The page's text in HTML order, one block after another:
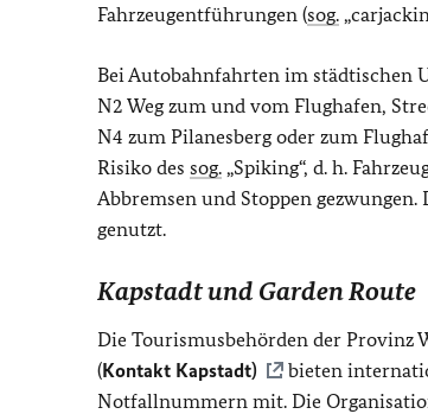
Fahrzeugentführungen (sog.
Bei Autobahnfahrten im städtischen
N2 Weg zum und vom Flughafen,
N4 zum Pilanesberg oder zum
Risiko des sog. „Spiking“, d. h.
Abbremsen und Stoppen
genutzt.
Kapstadt und Garden Route
Die Tourismusbehörden der Provinz
(Kontakt Kapstadt)
bieten
Notfallnummern mit. Die